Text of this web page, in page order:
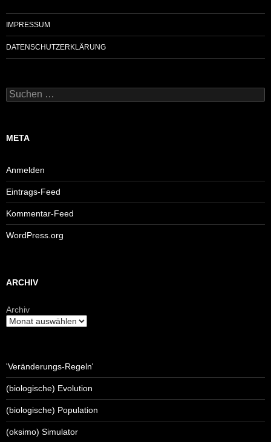
IMPRESSUM
DATENSCHUTZERKLÄRUNG
Suchen
nach:
META
Anmelden
Eintrags-Feed
Kommentar-Feed
WordPress.org
ARCHIV
Archiv
'Veränderungs-Regeln'
(biologische) Evolution
(biologische) Population
(oksimo) Simulator